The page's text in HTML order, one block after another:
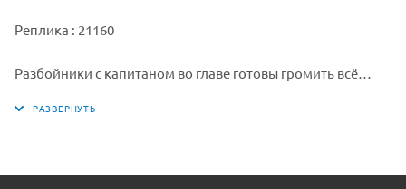
Реплика : 21160
Разбойники с капитаном во главе готовы громить всё
широко раскрывает пасть. Lepin.by. Стоит держаться от